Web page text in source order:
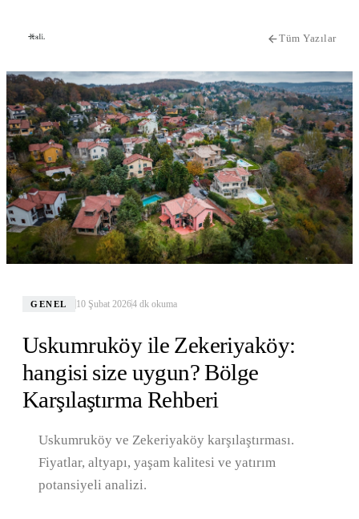
Tüm Yazılar
GENEL 10 Şubat 20264dk okuma
Uskumruköy ile Zekeriyaköy:
hangisi size uygun? Bölge
Karşılaştırma Rehberi
Uskumruköy ve Zekeriyaköy karşılaştırması.
Fiyatlar, altyapı, yaşam kalitesi ve yatırım
potansiyeli analizi.